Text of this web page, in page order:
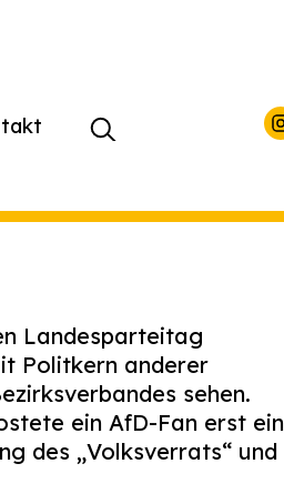
Suchen
Landesparteitag
Politkern anderer
sehen.
ein AfD-Fan erst ein
des „Volksverrats“ und